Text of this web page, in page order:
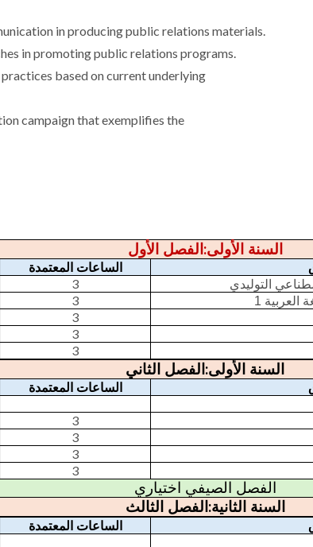
in producing public relations materials.
in promoting public relations programs.
based on current underlying
campaign that exemplifies the
السنة الأولى: الفصل الأول
الساعات المعتمدة
التوليدي 3
العربية 1 3
3
3
3
السنة الأولى: الفصل الثاني
الساعات المعتمدة
3
3
3
3
الفصل الصيفي اختياري
السنة الثانية: الفصل الثالث
الساعات المعتمدة